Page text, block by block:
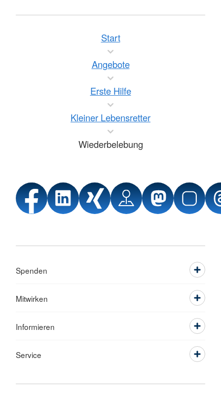
Start
Angebote
Erste Hilfe
Kleiner Lebensretter
Wiederbelebung
Spenden
Mitwirken
Informieren
Service